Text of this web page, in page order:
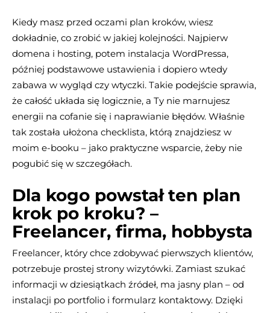
Kiedy masz przed oczami plan kroków, wiesz
dokładnie, co zrobić w jakiej kolejności. Najpierw
domena i hosting, potem instalacja WordPressa,
później podstawowe ustawienia i dopiero wtedy
zabawa w wygląd czy wtyczki. Takie podejście sprawia,
że całość układa się logicznie, a Ty nie marnujesz
energii na cofanie się i naprawianie błędów. Właśnie
tak została ułożona checklista, którą znajdziesz w
moim e-booku – jako praktyczne wsparcie, żeby nie
pogubić się w szczegółach.
Dla kogo powstał ten plan
krok po kroku? –
Freelancer, firma, hobbysta
Freelancer, który chce zdobywać pierwszych klientów,
potrzebuje prostej strony wizytówki. Zamiast szukać
informacji w dziesiątkach źródeł, ma jasny plan – od
instalacji po portfolio i formularz kontaktowy. Dzięki